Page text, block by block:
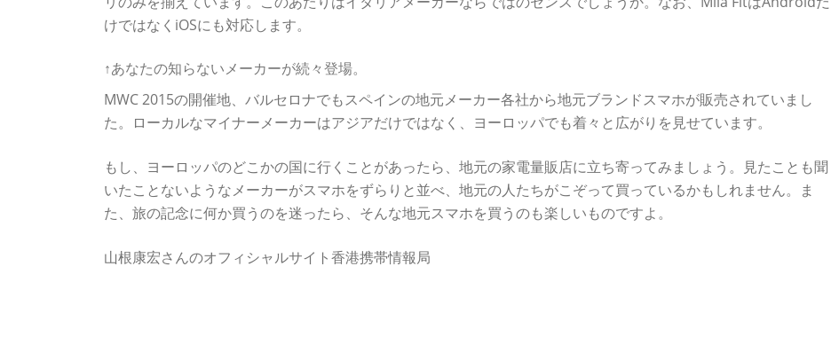
けではなくiOSにも対応します。
↑あなたの知らないメーカーが続々登場。
MWC 2015の開催地、バルセロナでもスペインの地元メーカー各社から地元ブランドスマホが販売されていまし
た。ローカルなマイナーメーカーはアジアだけではなく、ヨーロッパでも着々と広がりを見せています。
もし、ヨーロッパのどこかの国に行くことがあったら、地元の家電量販店に立ち寄ってみましょう。見たことも聞
いたことないようなメーカーがスマホをずらりと並べ、地元の人たちがこぞって買っているかもしれません。ま
た、旅の記念に何か買うのを迷ったら、そんな地元スマホを買うのも楽しいものですよ。
山根康宏さんのオフィシャルサイト香港携帯情報局